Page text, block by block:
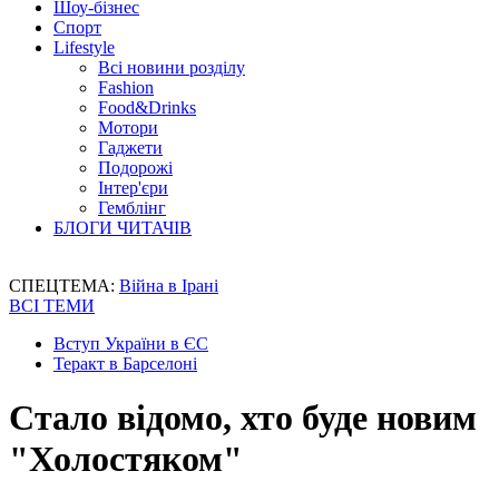
Шоу-бізнес
Спорт
Lifestyle
Всі новини розділу
Fashion
Food&Drinks
Мотори
Гаджети
Подорожі
Інтер'єри
Гемблінг
БЛОГИ ЧИТАЧІВ
СПЕЦТЕМА: Війна в Ірані
ВСІ ТЕМИ
Вступ України в ЄС
Теракт в Барселоні
Стало відомо, хто буде новим
"Холостяком"